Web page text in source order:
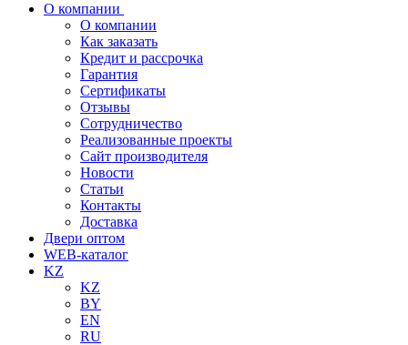
О компании
О компании
Как заказать
Кредит и рассрочка
Гарантия
Сертификаты
Отзывы
Сотрудничество
Реализованные проекты
Сайт производителя
Новости
Статьи
Контакты
Доставка
Двери оптом
WEB-каталог
KZ
KZ
BY
EN
RU